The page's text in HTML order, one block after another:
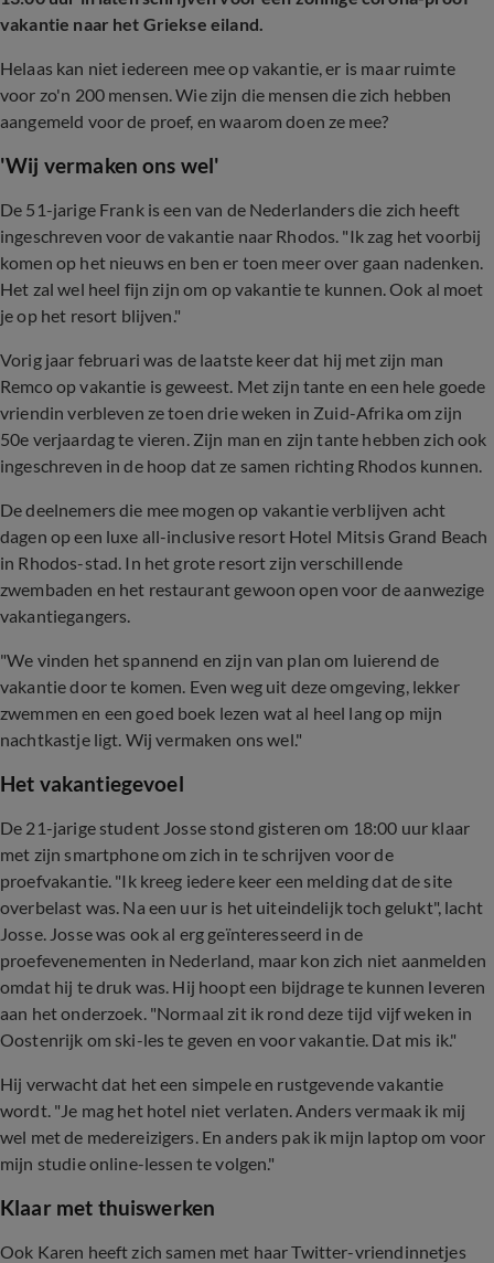
vakantie naar het Griekse eiland.
Helaas kan niet iedereen mee op vakantie, er is maar ruimte
voor zo'n 200 mensen. Wie zijn die mensen die zich hebben
aangemeld voor de proef, en waarom doen ze mee?
'Wij vermaken ons wel'
De 51-jarige Frank is een van de Nederlanders die zich heeft
ingeschreven voor de vakantie naar Rhodos. "Ik zag het voorbij
komen op het nieuws en ben er toen meer over gaan nadenken.
Het zal wel heel fijn zijn om op vakantie te kunnen. Ook al moet
je op het resort blijven."
Vorig jaar februari was de laatste keer dat hij met zijn man
Remco op vakantie is geweest. Met zijn tante en een hele goede
vriendin verbleven ze toen drie weken in Zuid-Afrika om zijn
50e verjaardag te vieren. Zijn man en zijn tante hebben zich ook
ingeschreven in de hoop dat ze samen richting Rhodos kunnen.
De deelnemers die mee mogen op vakantie verblijven acht
dagen op een luxe all-inclusive resort Hotel Mitsis Grand Beach
in Rhodos-stad. In het grote resort zijn verschillende
zwembaden en het restaurant gewoon open voor de aanwezige
vakantiegangers.
"We vinden het spannend en zijn van plan om luierend de
vakantie door te komen. Even weg uit deze omgeving, lekker
zwemmen en een goed boek lezen wat al heel lang op mijn
nachtkastje ligt. Wij vermaken ons wel."
Het vakantiegevoel
De 21-jarige student Josse stond gisteren om 18:00 uur klaar
met zijn smartphone om zich in te schrijven voor de
proefvakantie. "Ik kreeg iedere keer een melding dat de site
overbelast was. Na een uur is het uiteindelijk toch gelukt", lacht
Josse. Josse was ook al erg geïnteresseerd in de
proefevenementen in Nederland, maar kon zich niet aanmelden
omdat hij te druk was. Hij hoopt een bijdrage te kunnen leveren
aan het onderzoek. "Normaal zit ik rond deze tijd vijf weken in
Oostenrijk om ski-les te geven en voor vakantie. Dat mis ik."
Hij verwacht dat het een simpele en rustgevende vakantie
wordt. "Je mag het hotel niet verlaten. Anders vermaak ik mij
wel met de medereizigers. En anders pak ik mijn laptop om voor
mijn studie online-lessen te volgen."
Klaar met thuiswerken
Ook Karen heeft zich samen met haar Twitter-vriendinnetjes